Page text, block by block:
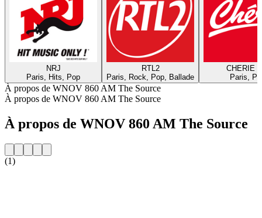
NRJ
Paris, Hits, Pop
RTL2
Paris, Rock, Pop, Ballade
CHERIE
Paris,
À propos de WNOV 860 AM The Source
À propos de WNOV 860 AM The Source
À propos de WNOV 860 AM The Source
(1)